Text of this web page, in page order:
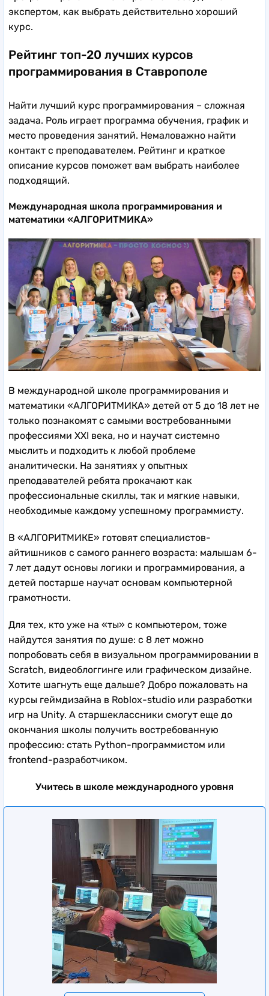
экспертом, как выбрать действительно хороший
курс.
Рейтинг топ-20 лучших курсов
программирования в Ставрополе
Найти лучший курс программирования – сложная
задача. Роль играет программа обучения, график и
место проведения занятий. Немаловажно найти
контакт с преподавателем. Рейтинг и краткое
описание курсов поможет вам выбрать наиболее
подходящий.
Международная школа программирования и
математики «АЛГОРИТМИКА»
В международной школе программирования и
математики «АЛГОРИТМИКА» детей от 5 до 18 лет не
только познакомят с самыми востребованными
профессиями XXI века, но и научат системно
мыслить и подходить к любой проблеме
аналитически. На занятиях у опытных
преподавателей ребята прокачают как
профессиональные скиллы, так и мягкие навыки,
необходимые каждому успешному программисту.
В «АЛГОРИТМИКЕ» готовят специалистов-
айтишников с самого раннего возраста: малышам 6-
7 лет дадут основы логики и программирования, а
детей постарше научат основам компьютерной
грамотности.
Для тех, кто уже на «ты» с компьютером, тоже
найдутся занятия по душе: с 8 лет можно
попробовать себя в визуальном программировании в
Scratch, видеоблоггинге или графическом дизайне.
Хотите шагнуть еще дальше? Добро пожаловать на
курсы геймдизайна в Roblox-studio или разработки
игр на Unity. А старшеклассники смогут еще до
окончания школы получить востребованную
профессию: стать Python-программистом или
frontend-разработчиком.
Учитесь в школе международного уровня